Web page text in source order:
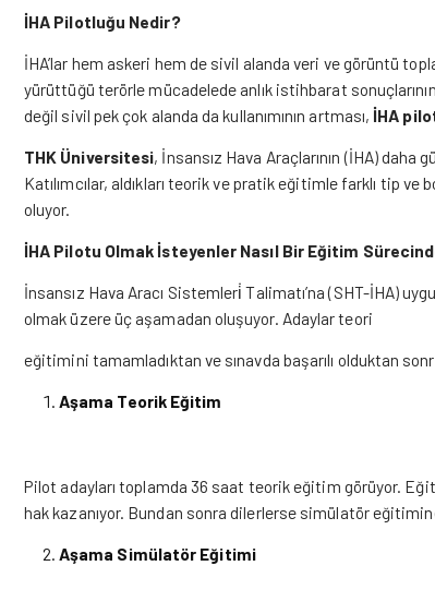
İHA Pilotluğu Nedir?
İHA’lar hem askeri hem de sivil alanda veri ve görüntü
yürüttüğü terörle mücadelede anlık istihbarat
değil sivil pek çok alanda da kullanımının artması, İHA
THK Üniversitesi, İnsansız Hava Araçlarının (İHA)
Katılımcılar, aldıkları teorik ve pratik eğitimle farklı tip
oluyor.
İHA Pilotu Olmak İsteyenler Nasıl Bir Eğitim
İnsansız Hava Aracı Sistemleri̇ Talimatı’na (SHT-İHA)
olmak üzere üç aşamadan oluşuyor. Adaylar teori
eğitimini tamamladıktan ve sınavda başarılı olduktan
Aşama Teorik Eğitim
Pilot adayları toplamda 36 saat teorik eğitim görüyor.
hak kazanıyor. Bundan sonra dilerlerse simülatör
Aşama Simülatör Eğitimi